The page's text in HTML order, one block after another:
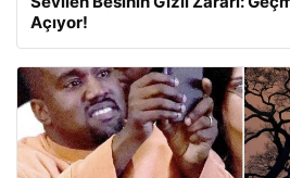
Açıyor!